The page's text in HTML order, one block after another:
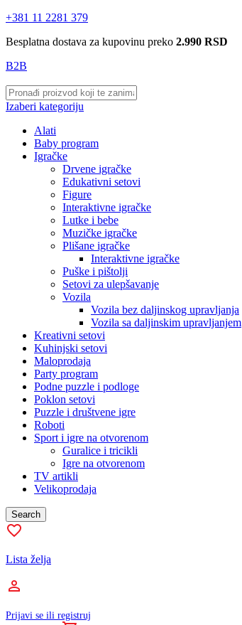
+381 11 2281 379
Besplatna dostava za kupovinu preko 2.990 RSD
B2B
Izaberi kategoriju
Alati
Baby program
Igračke
Drvene igračke
Edukativni setovi
Figure
Interaktivne igračke
Lutke i bebe
Muzičke igračke
Plišane igračke
Interaktivne igračke
Puške i pištolji
Setovi za ulepšavanje
Vozila
Vozila bez daljinskog upravljanja
Vozila sa daljinskim upravljanjem
Kreativni setovi
Kuhinjski setovi
Maloprodaja
Party program
Podne puzzle i podloge
Poklon setovi
Puzzle i društvene igre
Roboti
Sport i igre na otvorenom
Guralice i tricikli
Igre na otvorenom
TV artikli
Velikoprodaja
Search
Lista želja
Prijavi se ili registruj